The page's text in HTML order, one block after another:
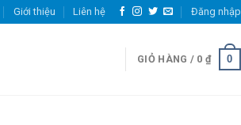
Giới thiệu Liên hệ Đăng nhập
GIỎ HÀNG / 0 ₫ 0